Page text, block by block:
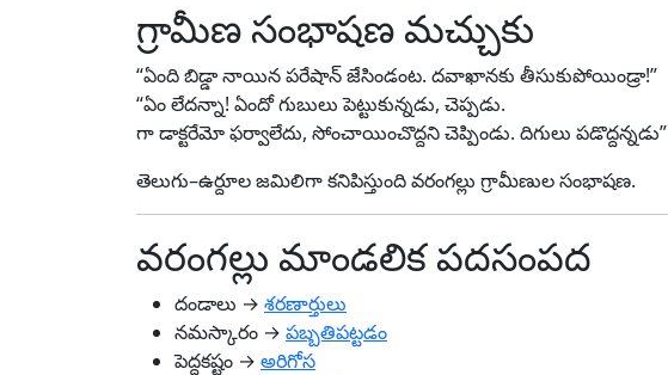
గ్రామీణ సంభాషణ మచ్చుకు
“ఏంది బిడ్డా నాయిన పరేషాన్‌ జేసిండంట. దవాఖానకు తీసుకుపోయిండ్రా!”
“ఏం లేదన్నా! ఏందో గుబులు పెట్టుకున్నడు, చెప్పడు.
గా డాక్టరేమో ఫర్వాలేదు, సోంచాయించొద్దని చెప్పిండు. దిగులు పడొద్దన్నడు”
తెలుగు–ఉర్దూల జమిలిగా కనిపిస్తుంది వరంగల్లు గ్రామీణుల సంభాషణ.
వరంగల్లు మాండలిక పదసంపద
దండాలు → శరణార్తులు
నమస్కారం → పబ్బతిపట్టడం
పెద్దకష్టం → అరిగోస